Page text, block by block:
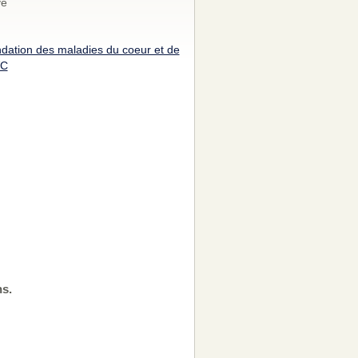
des maladies du coeur et de